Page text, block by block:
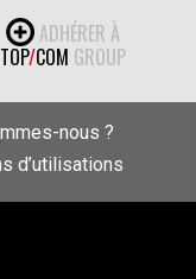
ADHÉRER À
TOP/COM GROUP
nous ?
d’utilisations